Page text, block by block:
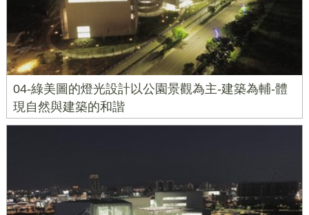
04-綠美圖的燈光設計以公園景觀為主-建築為輔-體
現自然與建築的和諧